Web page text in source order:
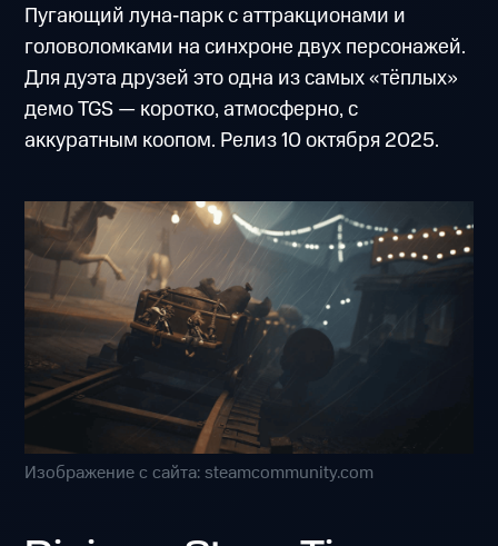
Пугающий луна‑парк с аттракционами и
головоломками на синхроне двух персонажей.
Для дуэта друзей это одна из самых «тёплых»
демо TGS — коротко, атмосферно, с
аккуратным коопом. Релиз 10 октября 2025.
Изображение с сайта: steamcommunity.com